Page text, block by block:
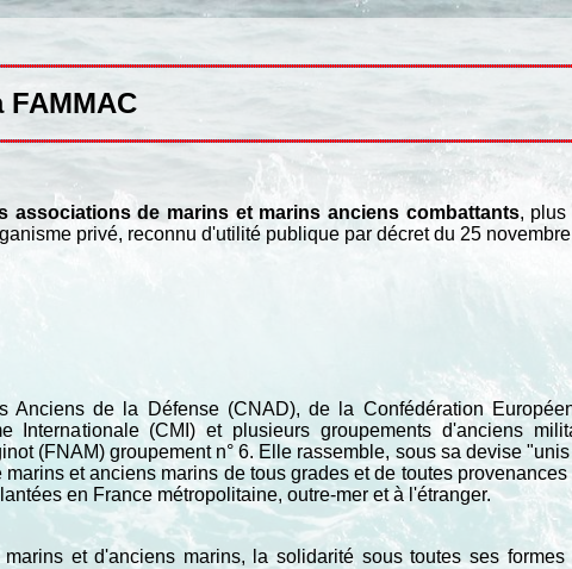
FAMMAC
associations de marins et marins anciens combattants, plus
privé, reconnu d'utilité publique par décret du 25
Anciens de la Défense (CNAD), de la Confédération
Internationale (CMI) et plusieurs groupements d'anciens
(FNAM) groupement n° 6. Elle rassemble, sous sa devise
et anciens marins de tous grades et de toutes provenances
en France métropolitaine, outre-mer et à l'étranger.
et d'anciens marins, la solidarité sous toutes ses formes